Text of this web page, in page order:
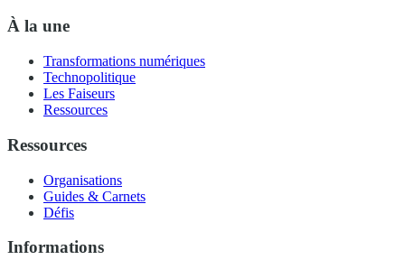
À la une
Transformations numériques
Technopolitique
Les Faiseurs
Ressources
Ressources
Organisations
Guides & Carnets
Défis
Informations